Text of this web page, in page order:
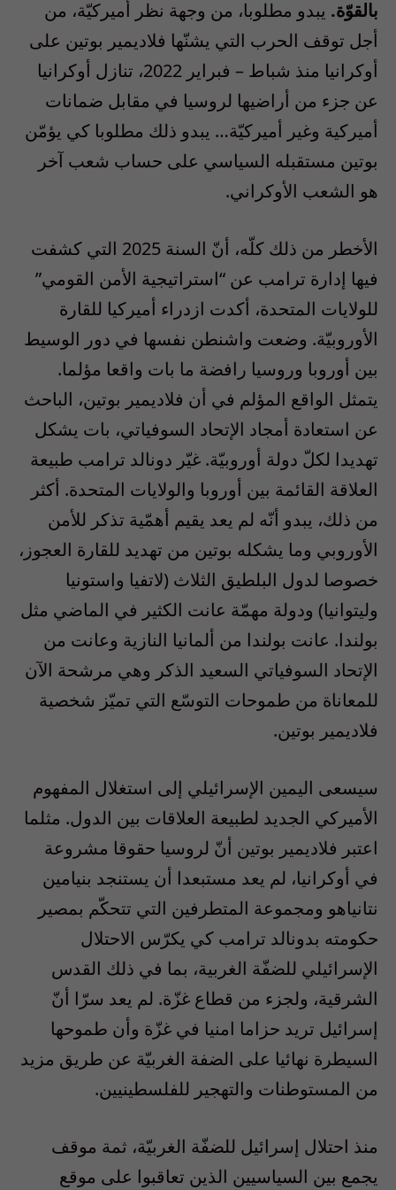
بالقوّة. يبدو مطلوبا، من وجهة نظر أميركيّة، من
أجل توقف الحرب التي يشنّها فلاديمير بوتين على
أوكرانيا منذ شباط – فبراير 2022، تنازل أوكرانيا
عن جزء من أراضيها لروسيا في مقابل ضمانات
أميركية وغير أميركيّة… يبدو ذلك مطلوبا كي يؤمّن
بوتين مستقبله السياسي على حساب شعب آخر
هو الشعب الأوكراني.
الأخطر من ذلك كلّه، أنّ السنة 2025 التي كشفت
فيها إدارة ترامب عن “استراتيجية الأمن القومي”
للولايات المتحدة، أكدت ازدراء أميركيا للقارة
الأوروبيّة. وضعت واشنطن نفسها في دور الوسيط
بين أوروبا وروسيا رافضة ما بات واقعا مؤلما.
يتمثل الواقع المؤلم في أن فلاديمير بوتين، الباحث
عن استعادة أمجاد الإتحاد السوفياتي، بات يشكل
تهديدا لكلّ دولة أوروبيّة. غيّر دونالد ترامب طبيعة
العلاقة القائمة بين أوروبا والولايات المتحدة. أكثر
من ذلك، يبدو أنّه لم يعد يقيم أهمّية تذكر للأمن
الأوروبي وما يشكله بوتين من تهديد للقارة العجوز،
خصوصا لدول البلطيق الثلاث (لاتفيا واستونيا
وليتوانيا) ودولة مهمّة عانت الكثير في الماضي مثل
بولندا. عانت بولندا من ألمانيا النازية وعانت من
الإتحاد السوفياتي السعيد الذكر وهي مرشحة الآن
للمعاناة من طموحات التوسّع التي تميّز شخصية
فلاديمير بوتين.
سيسعى اليمين الإسرائيلي إلى استغلال المفهوم
الأميركي الجديد لطبيعة العلاقات بين الدول. مثلما
اعتبر فلاديمير بوتين أنّ لروسيا حقوقا مشروعة
في أوكرانيا، لم يعد مستبعدا أن يستنجد بنيامين
نتانياهو ومجموعة المتطرفين التي تتحكّم بمصير
حكومته بدونالد ترامب كي يكرّس الاحتلال
الإسرائيلي للضفّة الغربية، بما في ذلك القدس
الشرقية، ولجزء من قطاع غزّة. لم يعد سرّا أنّ
إسرائيل تريد حزاما امنيا في غزّة وأن طموحها
السيطرة نهائيا على الضفة الغربيّة عن طريق مزيد
من المستوطنات والتهجير للفلسطينيين.
منذ احتلال إسرائيل للضفّة الغربيّة، ثمة موقف
يجمع بين السياسيين الذين تعاقبوا على موقع